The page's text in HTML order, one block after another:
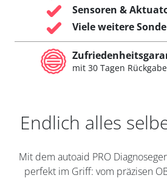
Sensoren &
Viele weitere
mit 30 Tagen
Endlich alles
Mit dem autoaid PRO
perfekt im Griff: vom präzisen